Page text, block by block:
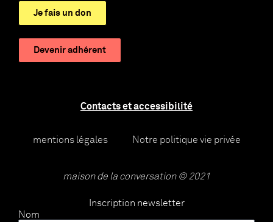
Je fais un don
Devenir adhérent
Contacts et accessibilité
mentions légales Notre politique vie privée
maison de la conversation © 2021
Inscription newsletter
Nom